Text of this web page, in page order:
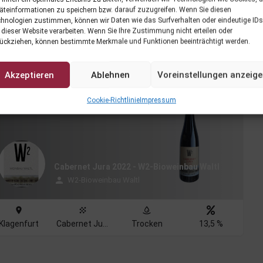
zu speichern bzw. darauf zuzugreifen. Wenn Sie diesen
zustimmen, können wir Daten wie das Surfverhalten oder eindeutige IDs
Website verarbeiten. Wenn Sie Ihre Zustimmung nicht erteilen oder
können bestimmte Merkmale und Funktionen beeinträchtigt werden.
Akzeptieren Ablehnen Voreinstellungen
Cookie-RichtlinieImpressum
Ergebnis wird
Cabernet Jura 2022 - W2-Bioweinbau Waltl
Klagenfurt Cabernet Jura Trocken 13,5 %